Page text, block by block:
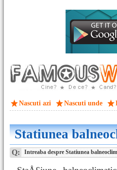
Nascuti azi Nascuti unde
Statiunea
Q: Intreaba despre Statiunea